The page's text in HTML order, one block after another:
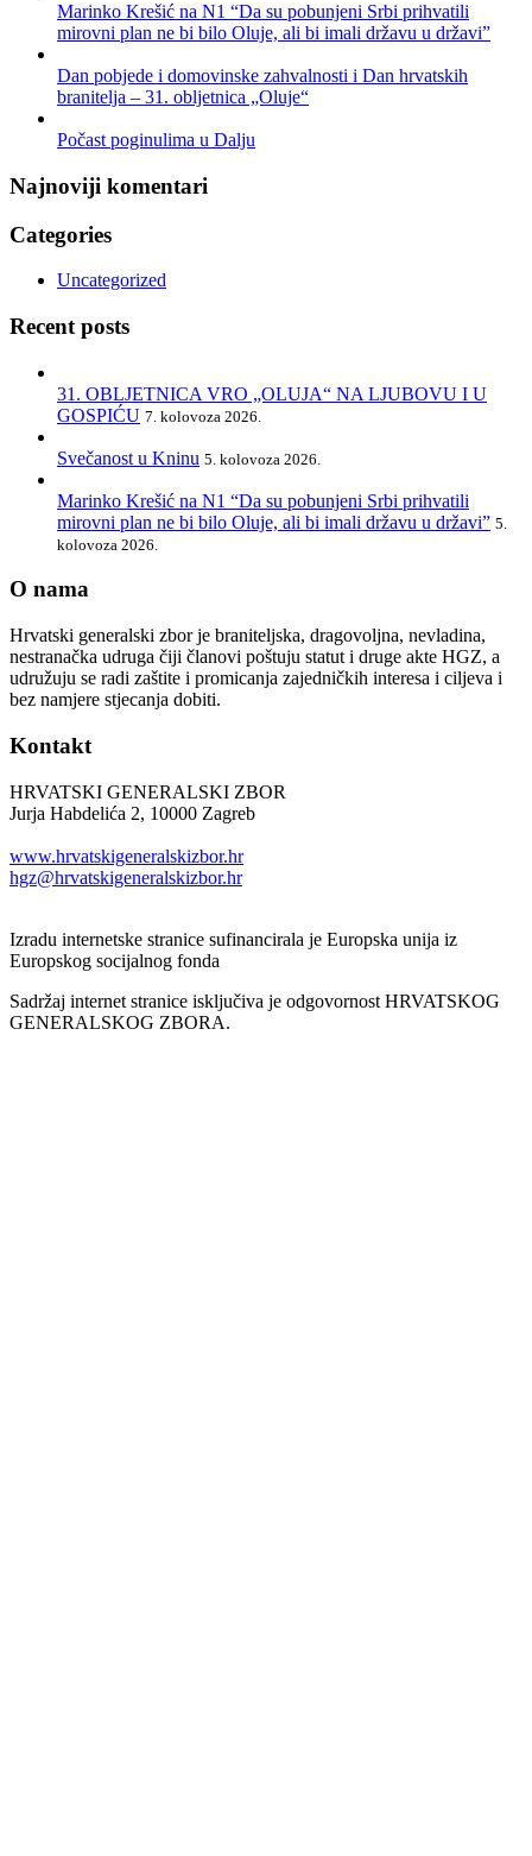
Marinko Krešić na N1 “Da su pobunjeni Srbi prihvatili
mirovni plan ne bi bilo Oluje, ali bi imali državu u državi”
Dan pobjede i domovinske zahvalnosti i Dan hrvatskih
branitelja – 31. obljetnica „Oluje“
Počast poginulima u Dalju
Najnoviji komentari
Categories
Uncategorized
Recent posts
31. OBLJETNICA VRO „OLUJA“ NA LJUBOVU I U
GOSPIĆU 7. kolovoza 2026.
Svečanost u Kninu 5. kolovoza 2026.
Marinko Krešić na N1 “Da su pobunjeni Srbi prihvatili
mirovni plan ne bi bilo Oluje, ali bi imali državu u državi” 5.
kolovoza 2026.
O nama
Hrvatski generalski zbor je braniteljska, dragovoljna, nevladina,
nestranačka udruga čiji članovi poštuju statut i druge akte HGZ, a
udružuju se radi zaštite i promicanja zajedničkih interesa i ciljeva i
bez namjere stjecanja dobiti.
Kontakt
HRVATSKI GENERALSKI ZBOR
Jurja Habdelića 2, 10000 Zagreb
www.hrvatskigeneralskizbor.hr
hgz@hrvatskigeneralskizbor.hr
Izradu internetske stranice sufinancirala je Europska unija iz
Europskog socijalnog fonda
Sadržaj internet stranice isključiva je odgovornost HRVATSKOG
GENERALSKOG ZBORA.